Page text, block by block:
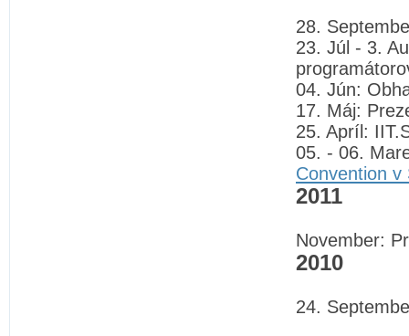
28.
23. Júl - 3.
04. Jún:
17. Máj:
25. Apríl:
05. - 06.
Convention v
2011
November:
2010
24.